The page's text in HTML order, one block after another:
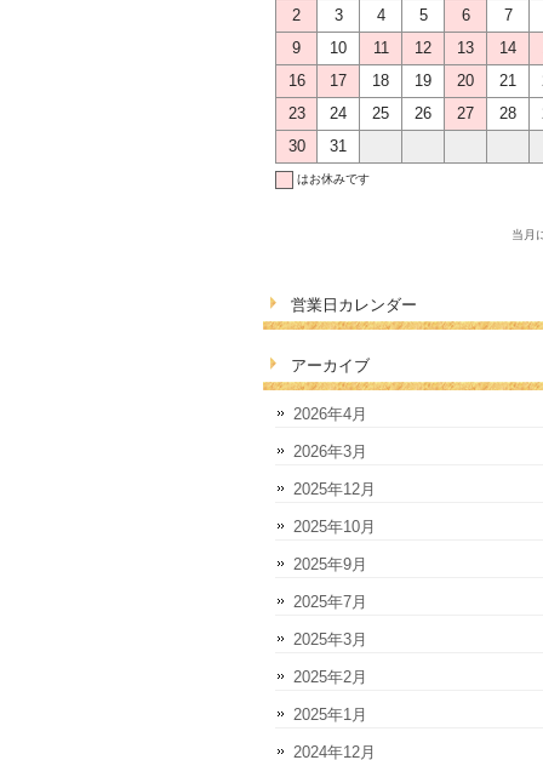
2 3 4 5 6
7
9
10 11 12 13 14
16
17 18 19 20 21
23
24 25 26 27 28
30
31
はお休みです
当月
営業日カレンダー
アーカイブ
2026年4月
2026年3月
2025年12月
2025年10月
2025年9月
2025年7月
2025年3月
2025年2月
2025年1月
2024年12月